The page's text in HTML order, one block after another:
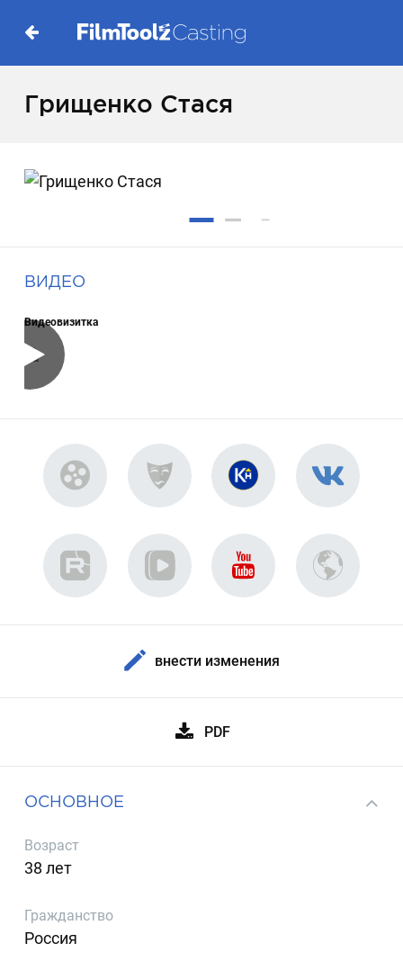
Грищенко Стася
ВИДЕО
Видеовизитка
внести изменения
PDF
ОСНОВНОЕ
Возраст
38 лет
Гражданство
Россия